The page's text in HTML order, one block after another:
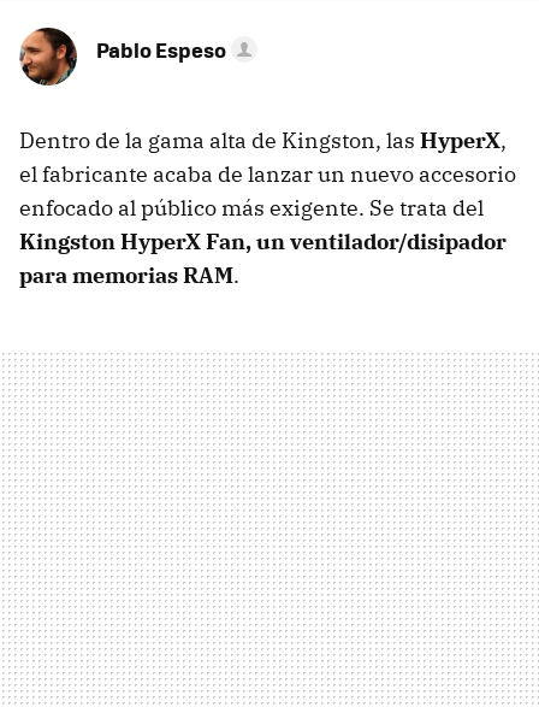
Pablo Espeso
Dentro de la gama alta de Kingston, las HyperX,
el fabricante acaba de lanzar un nuevo accesorio
enfocado al público más exigente. Se trata del
Kingston HyperX Fan, un ventilador/disipador
para memorias RAM.